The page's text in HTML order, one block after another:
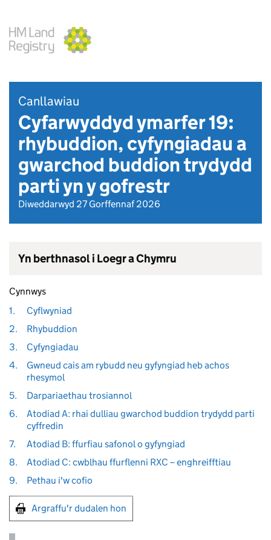
Canllawiau
Cyfarwyddyd ymarfer 19:
rhybuddion, cyfyngiadau a
gwarchod buddion trydydd
parti yn y gofrestr
Diweddarwyd 27 Gorffennaf 2026
Yn berthnasol i Loegr a Chymru
Cynnwys
1.
Cyflwyniad
2.
Rhybuddion
3.
Cyfyngiadau
4.
Gwneud cais am rybudd neu gyfyngiad heb achos
rhesymol
5.
Darpariaethau trosiannol
6.
Atodiad A: rhai dulliau gwarchod buddion trydydd parti
cyffredin
7.
Atodiad B: ffurfiau safonol o gyfyngiad
8.
Atodiad C: cwblhau ffurflenni RXC – enghreifftiau
9.
Pethau i'w cofio
Argraffu'r dudalen hon